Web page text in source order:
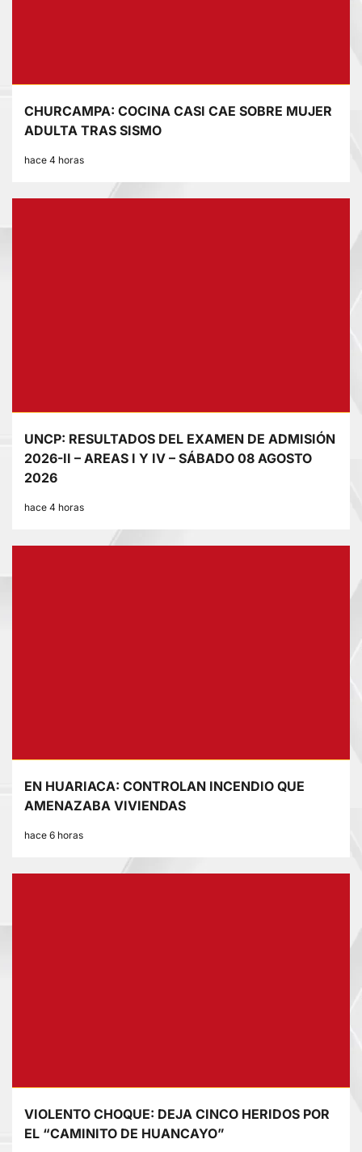
CHURCAMPA: COCINA CASI CAE SOBRE MUJER
ADULTA TRAS SISMO
hace 4 horas
UNCP: RESULTADOS DEL EXAMEN DE ADMISIÓN
2026-II – AREAS I Y IV – SÁBADO 08 AGOSTO
2026
hace 4 horas
EN HUARIACA: CONTROLAN INCENDIO QUE
AMENAZABA VIVIENDAS
hace 6 horas
VIOLENTO CHOQUE: DEJA CINCO HERIDOS POR
EL “CAMINITO DE HUANCAYO”